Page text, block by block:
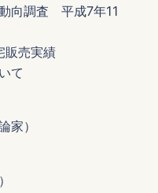
向調査 平成7年11
販売実績
て
家）